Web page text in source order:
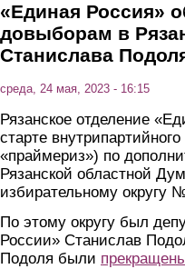
«Единая Россия»
довыборам в
Станислава
среда, 24 мая, 2023 - 16:15
Рязанское отделение
старте
«праймериз») по
Рязанской областной
избирательному округу
По этому округу был
России» Станислав
Подоля были